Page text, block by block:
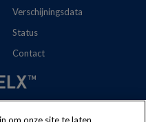
Verschijningsdata
Status
Contact